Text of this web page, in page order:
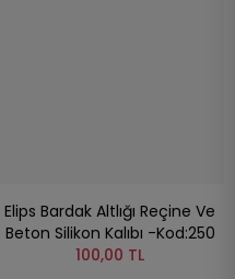
Elips Bardak Altlığı Reçine Ve
Beton Silikon Kalıbı -Kod:250
100,00 TL